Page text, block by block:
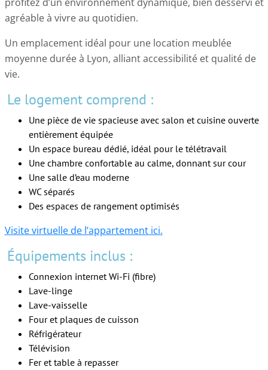
agréable à vivre au quotidien.
Un emplacement idéal pour une location meublée
moyenne durée à Lyon, alliant accessibilité et qualité de
vie.
Le logement comprend :
Une pièce de vie spacieuse avec salon et cuisine ouverte
entièrement équipée
Un espace bureau dédié, idéal pour le télétravail
Une chambre confortable au calme, donnant sur cour
Une salle d’eau moderne
WC séparés
Des espaces de rangement optimisés
Visite virtuelle de l’appartement ici.
Équipements inclus :
Connexion internet Wi-Fi (fibre)
Lave-linge
Lave-vaisselle
Four et plaques de cuisson
Réfrigérateur
Télévision
Fer et table à repasser